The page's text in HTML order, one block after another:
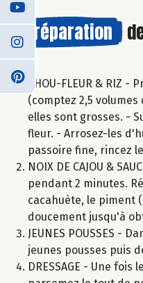
Préparation
CHOU-FLEUR &
(comptez 2,5
elles sont grosses. -
fleur. - Arrosez-les
passoire fine, rincez
NOIX DE CAJOU &
pendant 2 minutes.
cacahuète, le piment
doucement jusqu'à
JEUNES POUSSES -
jeunes pousses puis
DRESSAGE - Une